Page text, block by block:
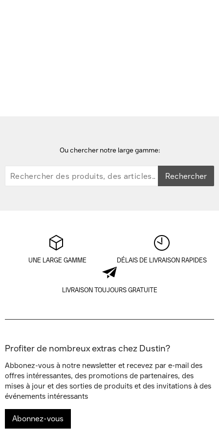
Ou chercher notre large gamme:
Rechercher
UNE LARGE GAMME DÉLAIS DE LIVRAISON RAPIDES
LIVRAISON TOUJOURS GRATUITE
Profiter de nombreux extras chez Dustin?
Abbonez-vous à notre newsletter et recevez par e-mail des
offres intéressantes, des promotions de partenaires, des
mises à jour et des sorties de produits et des invitations à des
événements intéressants
Abonnez-vous